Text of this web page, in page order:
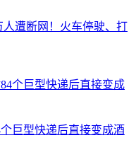
遭断网！火车停驶、打
巨型快递后直接变成酒